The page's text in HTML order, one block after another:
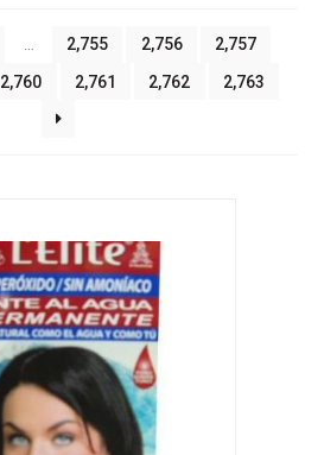
… 2,755 2,756
2,757
2,760 2,761 2,762 2,763